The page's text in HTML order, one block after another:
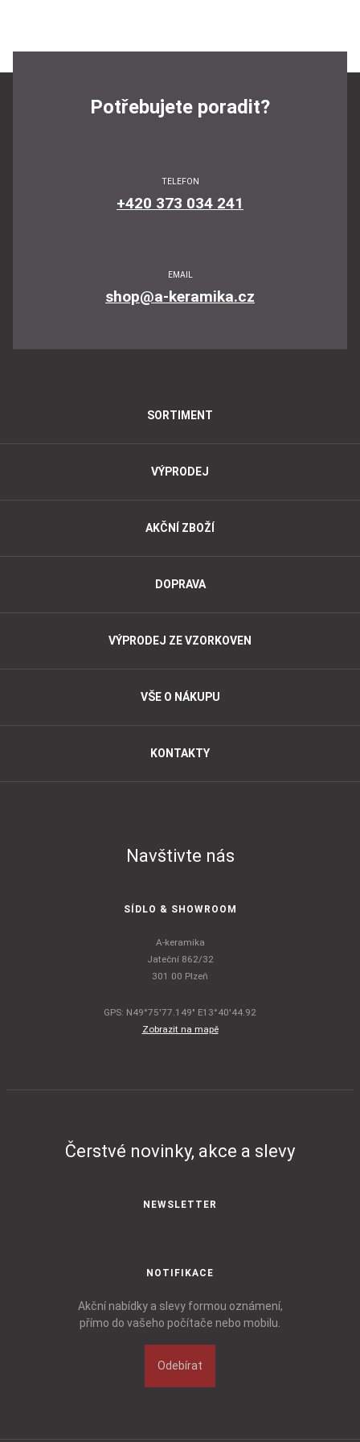
Potřebujete poradit?
TELEFON
+420 373 034 241
EMAIL
shop@a-keramika.cz
SORTIMENT
VÝPRODEJ
AKČNÍ ZBOŽÍ
DOPRAVA
VÝPRODEJ ZE VZORKOVEN
VŠE O NÁKUPU
KONTAKTY
Navštivte nás
SÍDLO & SHOWROOM
A-keramika
Jateční 862/32
301 00 Plzeň
GPS: N49°75'77.149" E13°40'44.92
Zobrazit na mapě
Čerstvé novinky, akce a slevy
NEWSLETTER
NOTIFIKACE
Akční nabídky a slevy formou oznámení,
přímo do vašeho počítače nebo mobilu.
Odebírat